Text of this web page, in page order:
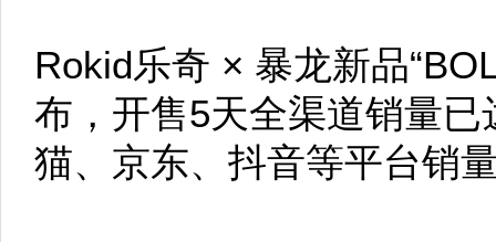
Rokid乐奇 × 暴龙新品
布，开售5天全渠道销量
猫、京东、抖音等平台销